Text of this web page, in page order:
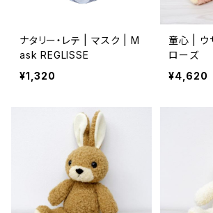
ナタリー・レテ | マスク | M
ask REGLISSE
¥1,320
童心 | ウ
ローズ
¥4,620